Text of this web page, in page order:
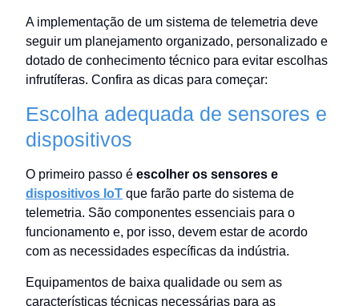
A implementação de um sistema de telemetria deve
seguir um planejamento organizado, personalizado e
dotado de conhecimento técnico para evitar escolhas
infrutíferas. Confira as dicas para começar:
Escolha adequada de sensores e
dispositivos
O primeiro passo é escolher os sensores e
dispositivos IoT que farão parte do sistema de
telemetria. São componentes essenciais para o
funcionamento e, por isso, devem estar de acordo
com as necessidades específicas da indústria.
Equipamentos de baixa qualidade ou sem as
características técnicas necessárias para as